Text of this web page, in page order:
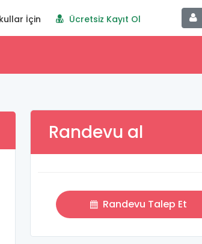
İçin Ücretsiz Kayıt Ol
Randevu al
Randevu Talep Et